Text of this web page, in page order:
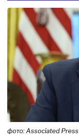
фото: Associated Press